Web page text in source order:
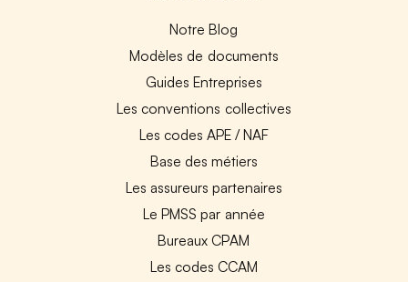
Notre Blog
Modèles de documents
Guides Entreprises
Les conventions collectives
Les codes APE / NAF
Base des métiers
Les assureurs partenaires
Le PMSS par année
Bureaux CPAM
Les codes CCAM